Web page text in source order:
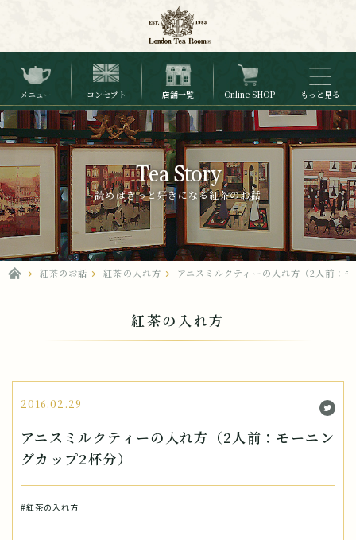
メニュー コンセプト 店舗一覧 Online SHOP もっと見る
Tea Story
読めばきっと好きになる紅茶のお話
紅茶のお話 紅茶の入れ方 アニスミルクティーの入れ方（2人前：
紅茶の入れ方
2016.02.29
アニスミルクティーの入れ方（2人前：モーニン
グカップ2杯分）
#紅茶の入れ方